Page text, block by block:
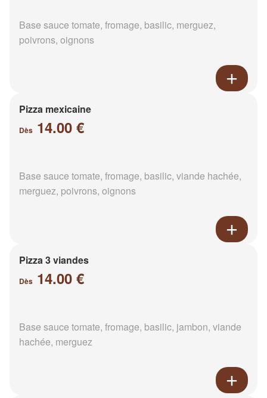
Base sauce tomate, fromage, basilic, merguez,
poivrons, oignons
Pizza mexicaine
Dès 14.00 €
Base sauce tomate, fromage, basilic, viande hachée,
merguez, poivrons, oignons
Pizza 3 viandes
Dès 14.00 €
Base sauce tomate, fromage, basilic, jambon, viande
hachée, merguez